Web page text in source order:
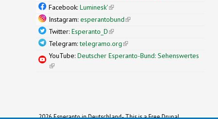
Facebook: Luminesk'(link is external)
Instagram: esperantobund(link is external)
Twitter: Esperanto_D(link is external)
Telegram:telegramo.org(link is external)
YouTube: Deutscher Esperanto-Bund: Sehenswertes
(link is external)
2026 Esperanto in Deutschland- This is a Free Drupal